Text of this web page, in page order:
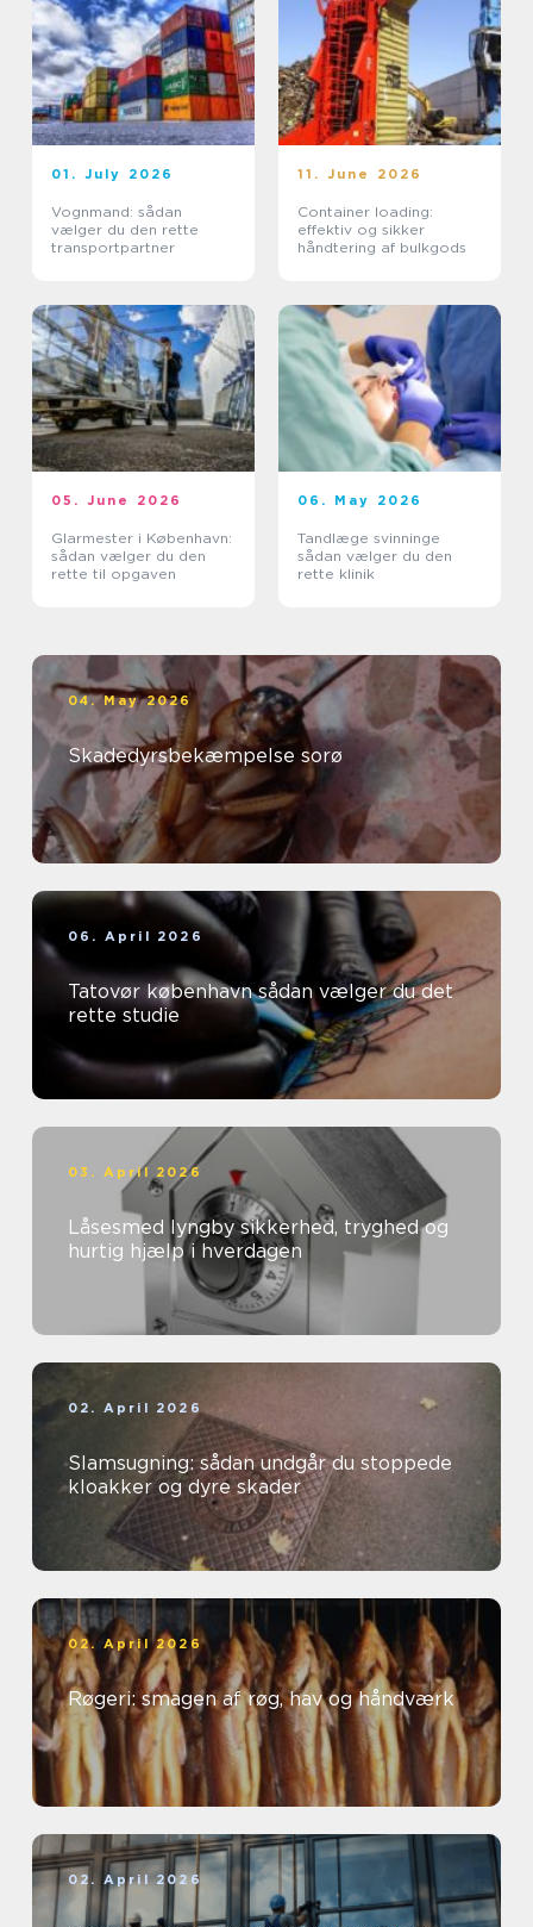
01. July 2026
Vognmand: sådan
vælger du den rette
transportpartner
11. June 2026
Container loading:
effektiv og sikker
håndtering af bulkgods
05. June 2026
Glarmester i København:
sådan vælger du den
rette til opgaven
06. May 2026
Tandlæge svinninge
sådan vælger du den
rette klinik
04. May 2026
Skadedyrsbekæmpelse sorø
06. April 2026
Tatovør københavn sådan vælger du det
rette studie
03. April 2026
Låsesmed lyngby sikkerhed, tryghed og
hurtig hjælp i hverdagen
02. April 2026
Slamsugning: sådan undgår du stoppede
kloakker og dyre skader
02. April 2026
Røgeri: smagen af røg, hav og håndværk
02. April 2026